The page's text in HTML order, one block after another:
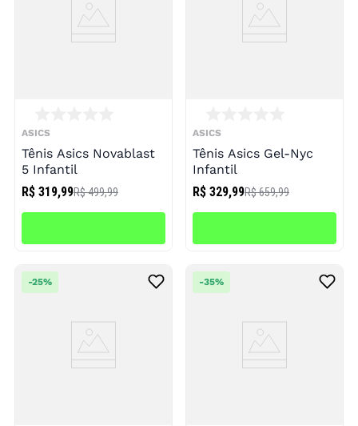
ASICS
Tênis Asics Novablast
5 Infantil
R$ 319,99R$ 499,99
ASICS
Tênis Asics Gel-Nyc
Infantil
R$ 329,99R$ 659,99
-25% -35%